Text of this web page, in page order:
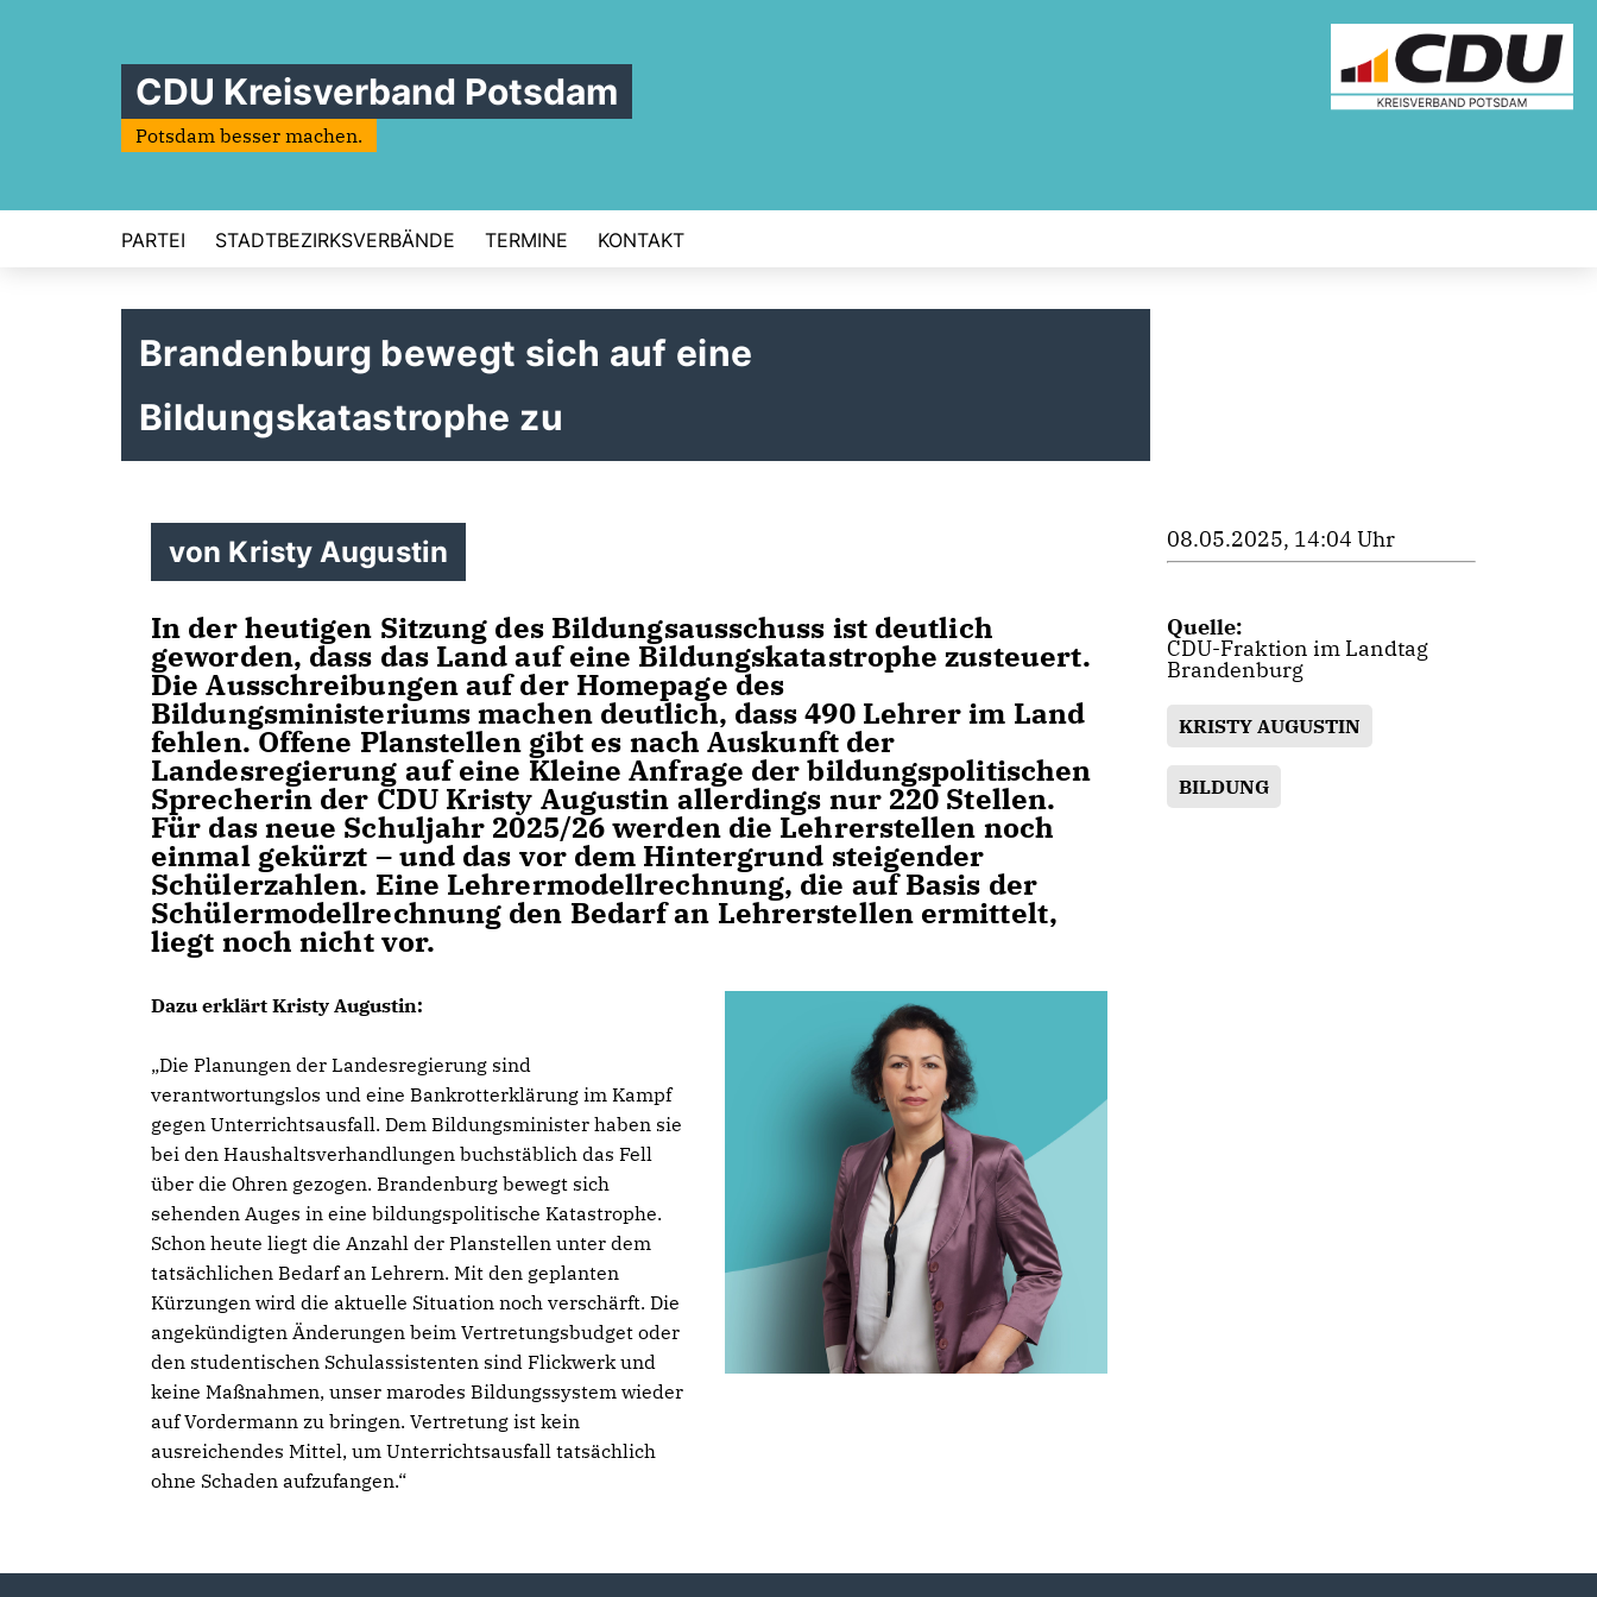
CDU Kreisverband Potsdam
Potsdam besser machen.
PARTEI STADTBEZIRKSVERBÄNDE TERMINE KONTAKT
Brandenburg bewegt sich auf eine
Bildungskatastrophe zu
von Kristy Augustin
In der heutigen Sitzung des Bildungsausschuss ist deutlich
geworden, dass das Land auf eine Bildungskatastrophe zusteuert.
Die Ausschreibungen auf der Homepage des
Bildungsministeriums machen deutlich, dass 490 Lehrer im Land
fehlen. Offene Planstellen gibt es nach Auskunft der
Landesregierung auf eine Kleine Anfrage der bildungspolitischen
Sprecherin der CDU Kristy Augustin allerdings nur 220 Stellen.
Für das neue Schuljahr 2025/26 werden die Lehrerstellen noch
einmal gekürzt – und das vor dem Hintergrund steigender
Schülerzahlen. Eine Lehrermodellrechnung, die auf Basis der
Schülermodellrechnung den Bedarf an Lehrerstellen ermittelt,
liegt noch nicht vor.
Dazu erklärt Kristy Augustin:
Die Planungen der Landesregierung sind
verantwortungslos und eine Bankrotterklärung im Kampf
gegen Unterrichtsausfall. Dem Bildungsminister haben sie
bei den Haushaltsverhandlungen buchstäblich das Fell
über die Ohren gezogen. Brandenburg bewegt sich
sehenden Auges in eine bildungspolitische Katastrophe.
Schon heute liegt die Anzahl der Planstellen unter dem
tatsächlichen Bedarf an Lehrern. Mit den geplanten
Kürzungen wird die aktuelle Situation noch verschärft. Die
angekündigten Änderungen beim Vertretungsbudget oder
den studentischen Schulassistenten sind Flickwerk und
keine Maßnahmen, unser marodes Bildungssystem wieder
auf Vordermann zu bringen. Vertretung ist kein
ausreichendes Mittel, um Unterrichtsausfall tatsächlich
ohne Schaden aufzufangen.“
08.05.2025, 14:04 Uhr
Quelle:
CDU-Fraktion im Landtag
Brandenburg
KRISTY AUGUSTIN
BILDUNG